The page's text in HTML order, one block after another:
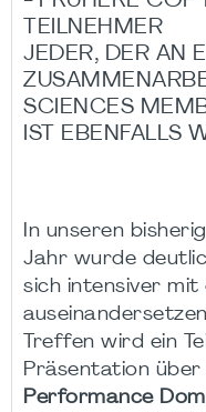
TEILNEHMER
JEDER, DER AN
SCIENCES
IST EBENFALLS
In unseren
Jahr wurde
sich intensiver mit
Treffen wird ein
Präsentation über
Performance